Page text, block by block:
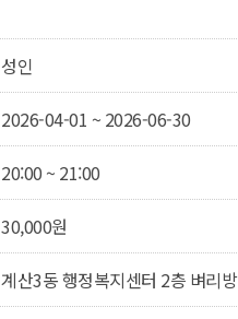
성인
2026-04-01 ~ 2026-06-30
20:00 ~ 21:00
30,000원
계산3동 행정복지센터 2층 벼리방